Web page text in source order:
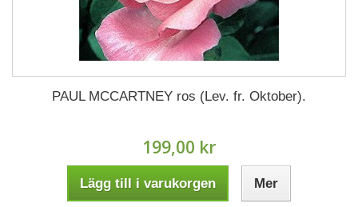
PAUL MCCARTNEY ros (Lev. fr. Oktober).
199,00 kr
Lägg till i varukorgen Mer